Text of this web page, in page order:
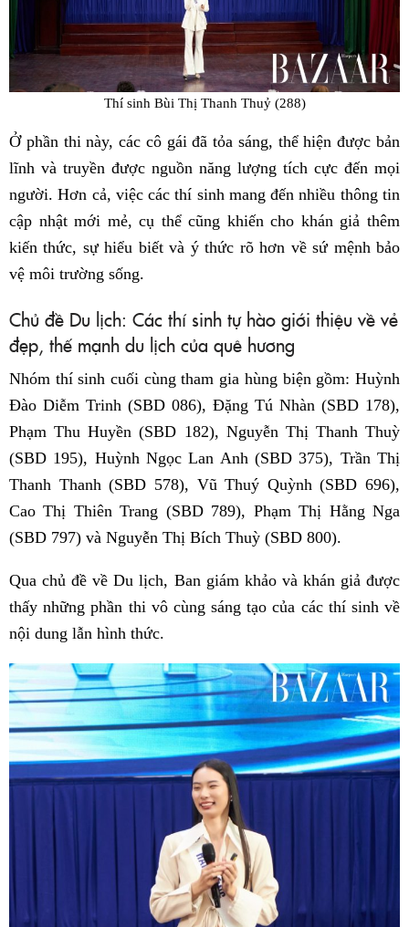
Thí sinh Bùi Thị Thanh Thuỷ (288)
Ở phần thi này, các cô gái đã tỏa sáng, thể hiện được bản
lĩnh và truyền được nguồn năng lượng tích cực đến mọi
người. Hơn cả, việc các thí sinh mang đến nhiều thông tin
cập nhật mới mẻ, cụ thể cũng khiến cho khán giả thêm
kiến thức, sự hiểu biết và ý thức rõ hơn về sứ mệnh bảo
vệ môi trường sống.
Chủ đề Du lịch: Các thí sinh tự hào giới thiệu về vẻ
đẹp, thế mạnh du lịch của quê hương
Nhóm thí sinh cuối cùng tham gia hùng biện gồm: Huỳnh
Đào Diễm Trinh (SBD 086), Đặng Tú Nhàn (SBD 178),
Phạm Thu Huyền (SBD 182), Nguyễn Thị Thanh Thuỳ
(SBD 195), Huỳnh Ngọc Lan Anh (SBD 375), Trần Thị
Thanh Thanh (SBD 578), Vũ Thuý Quỳnh (SBD 696),
Cao Thị Thiên Trang (SBD 789), Phạm Thị Hằng Nga
(SBD 797) và Nguyễn Thị Bích Thuỳ (SBD 800).
Qua chủ đề về Du lịch, Ban giám khảo và khán giả được
thấy những phần thi vô cùng sáng tạo của các thí sinh về
nội dung lẫn hình thức.